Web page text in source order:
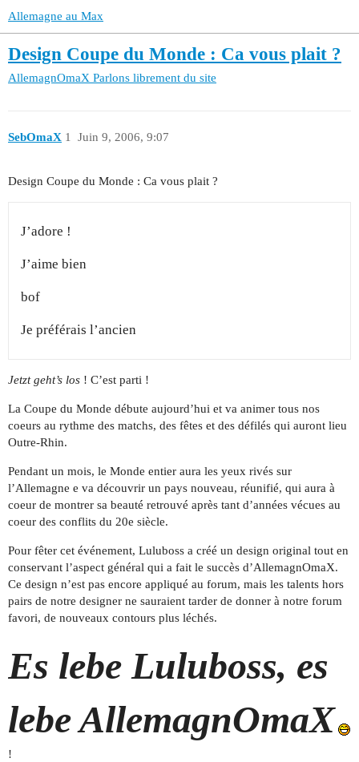
Allemagne au Max
Design Coupe du Monde : Ca vous plait ?
AllemagnOmaX Parlons librement du site
SebOmaX Juin 9, 2006, 9:07
1
Design Coupe du Monde : Ca vous plait ?
J’adore !
J’aime bien
bof
Je préférais l’ancien
Jetzt geht’s los ! C’est parti !
La Coupe du Monde débute aujourd’hui et va animer tous nos
coeurs au rythme des matchs, des fêtes et des défilés qui auront lieu
Outre-Rhin.
Pendant un mois, le Monde entier aura les yeux rivés sur
l’Allemagne e va découvrir un pays nouveau, réunifié, qui aura à
coeur de montrer sa beauté retrouvé après tant d’années vécues au
coeur des conflits du 20e siècle.
Pour fêter cet événement, Luluboss a créé un design original tout en
conservant l’aspect général qui a fait le succès d’AllemagnOmaX.
Ce design n’est pas encore appliqué au forum, mais les talents hors
pairs de notre designer ne sauraient tarder de donner à notre forum
favori, de nouveaux contours plus léchés.
Es lebe Luluboss, es
lebe AllemagnOmaX
!